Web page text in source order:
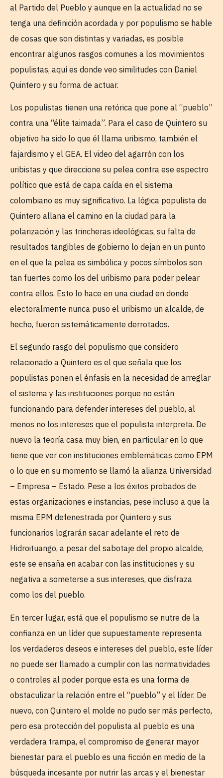
al Partido del Pueblo y aunque en la actualidad no se
tenga una definición acordada y por populismo se hable
de cosas que son distintas y variadas, es posible
encontrar algunos rasgos comunes a los movimientos
populistas, aquí es donde veo similitudes con Daniel
Quintero y su forma de actuar.
Los populistas tienen una retórica que pone al “pueblo”
contra una “élite taimada”. Para el caso de Quintero su
objetivo ha sido lo que él llama uribismo, también el
fajardismo y el GEA. El video del agarrón con los
uribistas y que direccione su pelea contra ese espectro
político que está de capa caída en el sistema
colombiano es muy significativo. La lógica populista de
Quintero allana el camino en la ciudad para la
polarización y las trincheras ideológicas, su falta de
resultados tangibles de gobierno lo dejan en un punto
en el que la pelea es simbólica y pocos símbolos son
tan fuertes como los del uribismo para poder pelear
contra ellos. Esto lo hace en una ciudad en donde
electoralmente nunca puso el uribismo un alcalde, de
hecho, fueron sistemáticamente derrotados.
El segundo rasgo del populismo que considero
relacionado a Quintero es el que señala que los
populistas ponen el énfasis en la necesidad de arreglar
el sistema y las instituciones porque no están
funcionando para defender intereses del pueblo, al
menos no los intereses que el populista interpreta. De
nuevo la teoría casa muy bien, en particular en lo que
tiene que ver con instituciones emblemáticas como EPM
o lo que en su momento se llamó la alianza Universidad
– Empresa – Estado. Pese a los éxitos probados de
estas organizaciones e instancias, pese incluso a que la
misma EPM defenestrada por Quintero y sus
funcionarios lograrán sacar adelante el reto de
Hidroituango, a pesar del sabotaje del propio alcalde,
este se ensaña en acabar con las instituciones y su
negativa a someterse a sus intereses, que disfraza
como los del pueblo.
En tercer lugar, está que el populismo se nutre de la
confianza en un líder que supuestamente representa
los verdaderos deseos e intereses del pueblo, este líder
no puede ser llamado a cumplir con las normatividades
o controles al poder porque esta es una forma de
obstaculizar la relación entre el “pueblo” y el líder. De
nuevo, con Quintero el molde no pudo ser más perfecto,
pero esa protección del populista al pueblo es una
verdadera trampa, el compromiso de generar mayor
bienestar para el pueblo es una ficción en medio de la
búsqueda incesante por nutrir las arcas y el bienestar